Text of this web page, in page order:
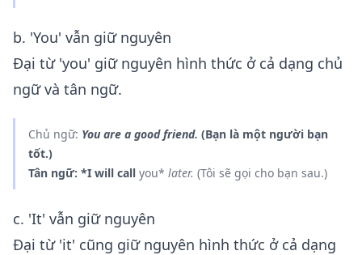
b. 'You' vẫn giữ nguyên
Đại từ 'you' giữ nguyên hình thức ở cả dạng chủ
ngữ và tân ngữ.
Chủ ngữ: You are a good friend. (Bạn là một người bạn
tốt.)
Tân ngữ: *I will call you* later. (Tôi sẽ gọi cho bạn sau.)
c. 'It' vẫn giữ nguyên
Đại từ 'it' cũng giữ nguyên hình thức ở cả dạng